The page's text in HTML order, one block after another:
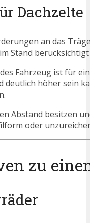
Dachzelte
an das
Stand
Fahrzeug ist für
deutlich höher sein
Abstand besitzen
oder
zu